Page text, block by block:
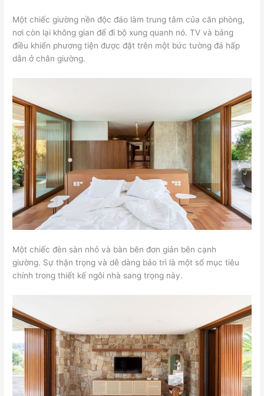
Một chiếc giường nền độc đáo làm trung tâm của căn phòng,
nơi còn lại không gian để đi bộ xung quanh nó. TV và bảng
điều khiển phương tiện được đặt trên một bức tường đá hấp
dẫn ở chân giường.
Một chiếc đèn sàn nhỏ và bàn bên đơn giản bên cạnh
giường. Sự thận trọng và dễ dàng bảo trì là một số mục tiêu
chính trong thiết kế ngôi nhà sang trọng này.